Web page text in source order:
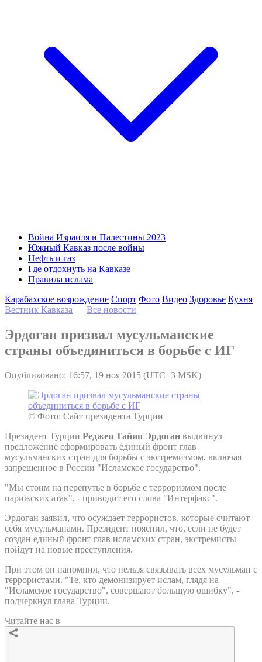
Война Израиля и Палестины 2023
Южный Кавказ после войны
Нефть и газ
Где отдохнуть на Кавказе
Правила ислама
Карабахское возрождение Спорт Фото Видео Здоровье Кухня
Вестник Кавказа — Все новости
Эрдоган призвал мусульманские
страны объединиться в борьбе с ИГ
Опубликовано: 16:57, 19 ноя 2015 (UTC+3 MSK)
© Фото: Сайт президента Турции
Президент Турции Реджеп Тайип Эрдоган выдвинул
предложение сформировать единый фронт глав
мусульманских стран для борьбы с экстремизмом, включая
запрещенное в России "Исламское государство".
"Мы стоим на перепутье в борьбе с терроризмом после
парижских атак", - приводит его слова "Интерфакс".
Эрдоган заявил, что осуждает террористов, которые считают
себя мусульманами. Президент пояснил, что, если не будет
создан единый фронт глав исламских стран, экстремисты
пойдут на новые преступления.
При этом он напомнил, что нельзя связывать всех мусульман с
террористами. "Те, кто демонизирует ислам, глядя на
"Исламское государство", совершают большую ошибку", -
подчеркнул глава Турции.
Читайте нас в